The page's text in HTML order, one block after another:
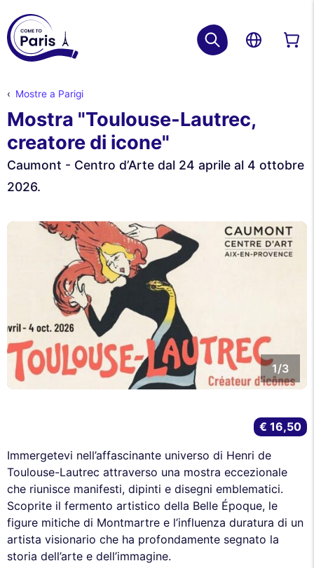
Mostre a Parigi
Mostra "Toulouse-Lautrec,
creatore di icone"
Caumont - Centro d’Arte dal 24 aprile al 4 ottobre
2026.
1/3
Immergetevi nell’affascinante universo di Henri de
Toulouse-Lautrec attraverso una mostra eccezionale
che riunisce manifesti, dipinti e disegni emblematici.
Scoprite il fermento artistico della Belle Époque, le
figure mitiche di Montmartre e l’influenza duratura di un
artista visionario che ha profondamente segnato la
storia dell’arte e dell’immagine.
€ 16,50